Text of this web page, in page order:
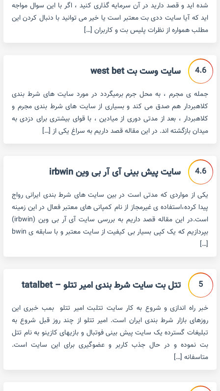
شده اید و قصد دارید در آن سرمایه گذاری کنید ، اگر با این سوال مواجه
اید که آیا سایت ددی بت معتبر است یا خیر می توانید با دنبال کردن این
مطلب همواره از نظرات پلیس بت و کاربران […]
4.6 سایت وست بت west bet
جمله ی مجرم ، به محل جرم برمیگردد در مورد سایت های شرط بندی
کلاهبردار هم صدق می کند و بسیاری از سایت های شرط بندی مجرم و
کلاهبردار ، بعد از مدتی دوری از میادین ، با قوای بیشتری برای دزدی به
میدان بازگشته اند. در این مقاله قصد داریم به سراغ یکی از […]
4.6 سایت پیش بینی آی آر بی وین irbwin
یکی از مواردی که مدتی است در بین سایت های شرط بندی ایرانی رواج
پیدا کرده،استفاده ی غیرمجاز از نام کمپانی های معتبر فعال در این زمینه
است.در این مقاله قصد داریم به بررسی سایت آی آر بی وین (irbwin)
بپردازیم که یک کپی بسیار بی کیفیت از سایت معتبر و با سابقه ی bwin
[…]
5 تتل بت سایت شرط بندی امیر تتلو – tatalbet
خبر راه اندازی و شروع به کار سایت تتلبت امیر تتلو بمب خبری این
روزهای بازار شرط بندی ایران است. امیر تتلو از چند روز قبل شروع به
تبلیغات گسترده یک سایت پیش بینی فوتبال و بازیهای کازینو به نام تتل
بت نموده و در حال جذب کاربر و عضوگیری برای این سایت است.
متاسفانه […]